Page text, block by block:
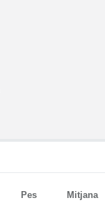
Pes Mitjana